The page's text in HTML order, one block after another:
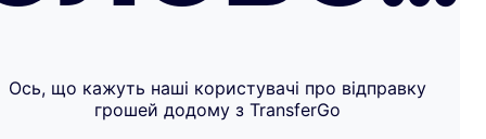
Ось, що кажуть наші користувачі про відправку
грошей додому з TransferGo